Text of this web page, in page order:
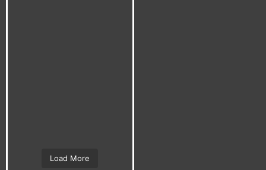
Load More